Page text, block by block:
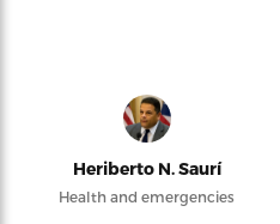
Heriberto N. Saurí
Health and emergencies